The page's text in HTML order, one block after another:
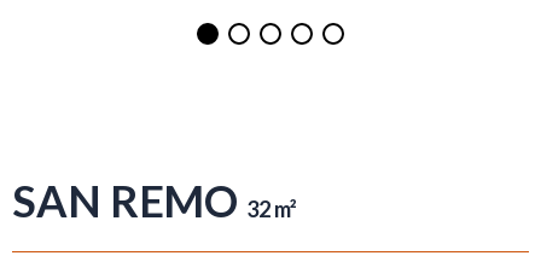
SAN REMO 32 m²